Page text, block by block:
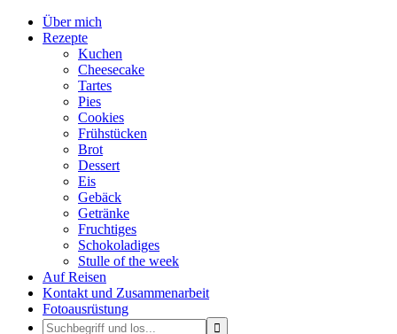
Über mich
Rezepte
Kuchen
Cheesecake
Tartes
Pies
Cookies
Frühstücken
Brot
Dessert
Eis
Gebäck
Getränke
Fruchtiges
Schokoladiges
Stulle of the week
Auf Reisen
Kontakt und Zusammenarbeit
Fotoausrüstung